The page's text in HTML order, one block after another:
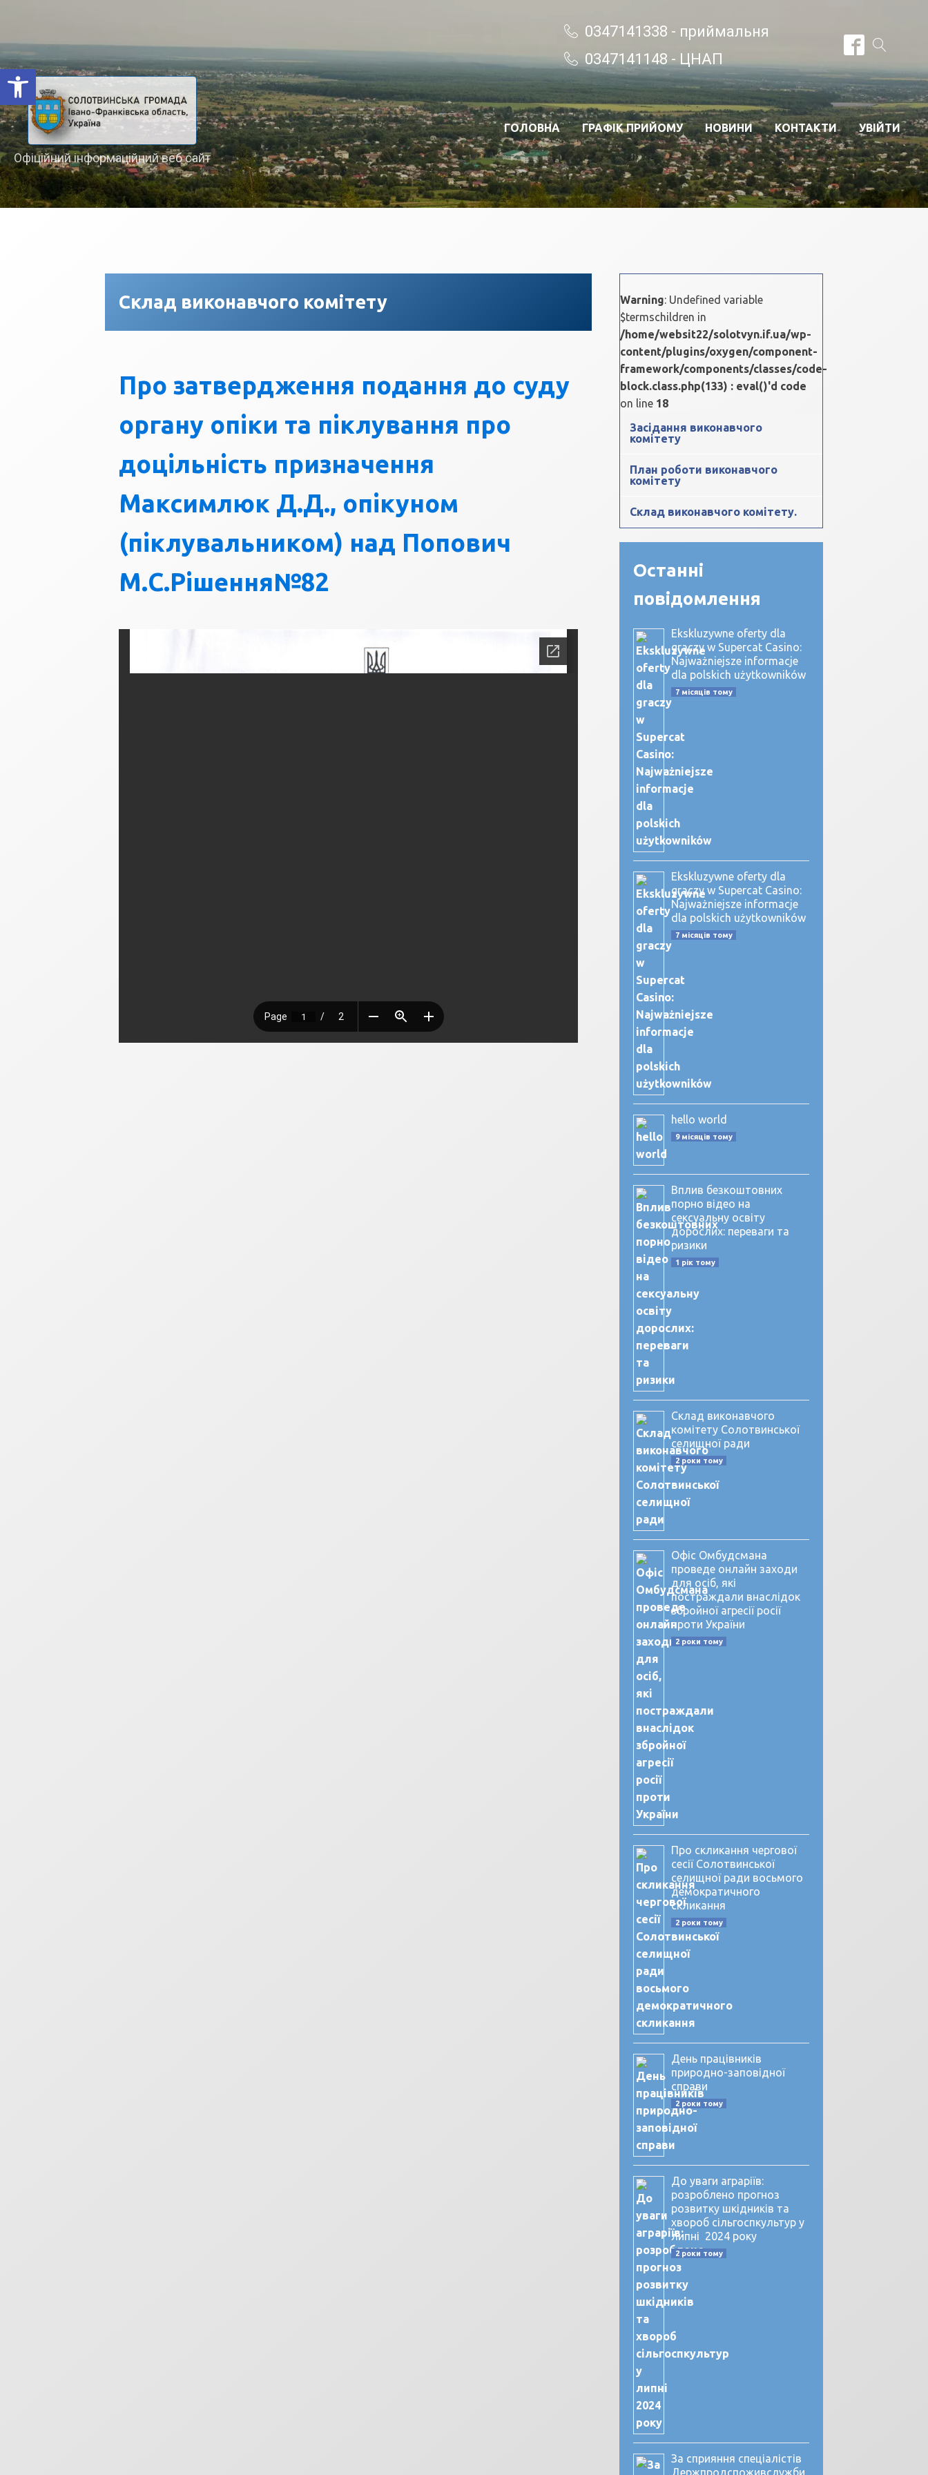
Відкрити Панель інструментів
0347141338 - приймальня
0347141148 - ЦНАП
Офіційний інформаційний веб сайт
ГОЛОВНА ГРАФІК ПРИЙОМУ НОВИНИ КОНТАКТИ УВІЙТИ
Склад виконавчого комітету
Про затвердження подання до суду
органу опіки та піклування про
доцільність призначення
Максимлюк Д.Д., опікуном
(піклувальником) над Попович
М.С.Рішення№82
Warning: Undefined variable
$termschildren in
/home/websit22/solotvyn.if.ua/wp-
content/plugins/oxygen/component-
framework/components/classes/code-
block.class.php(133) : eval()'d code
on line 18
Засідання виконавчого
комітету
План роботи виконавчого
комітету
Склад виконавчого комітету.
Останні
повідомлення
Ekskluzywne oferty dla
graczy w Supercat Casino:
Najważniejsze informacje
dla polskich użytkowników
7 місяців тому
Ekskluzywne oferty dla
graczy w Supercat Casino:
Najważniejsze informacje
dla polskich użytkowników
7 місяців тому
hello world
9 місяців тому
Вплив безкоштовних
порно відео на
сексуальну освіту
дорослих: переваги та
ризики
1 рік тому
Склад виконавчого
комітету Солотвинської
селищної ради
2 роки тому
Офіс Омбудсмана
проведе онлайн заходи
для осіб, які
постраждали внаслідок
збройної агресії росії
проти України
2 роки тому
Про скликання чергової
сесії Солотвинської
селищної ради восьмого
демократичного
скликання
2 роки тому
День працівників
природно-заповідної
справи
2 роки тому
До уваги аграріїв:
розроблено прогноз
розвитку шкідників та
хвороб сільгоспкультур у
липні 2024 року
2 роки тому
За сприяння спеціалістів
Держпродспоживслужби